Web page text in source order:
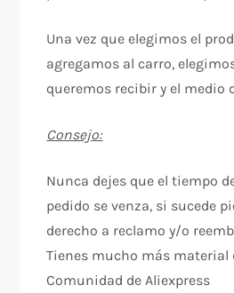
Una vez que elegimos el
agregamos al carro,
queremos recibir y el medio
Consejo:
Nunca dejes que el tiempo
pedido se venza, si sucede
derecho a reclamo y/o
Tienes mucho más material
Comunidad de Aliexpress